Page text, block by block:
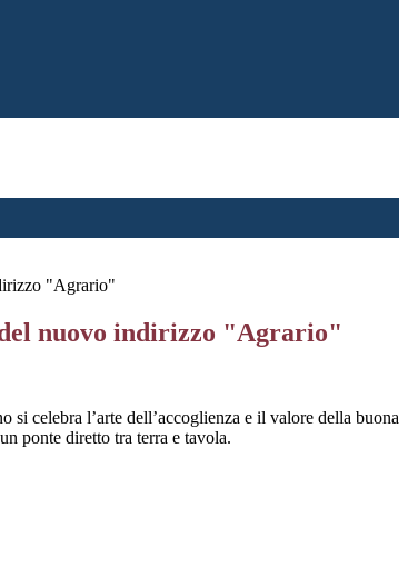
"Agrario"
nuovo indirizzo "Agrario"
si celebra l’arte dell’accoglienza e il valore della buona
ponte diretto tra terra e tavola.